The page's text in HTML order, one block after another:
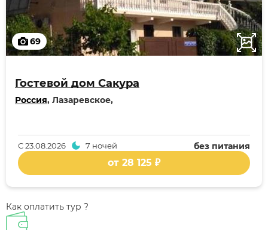
69
Гостевой дом Сакура
Россия, Лазаревское,
без питания
С23.08.2026 7 ночей
от 28 125 ₽
Как оплатить тур ?